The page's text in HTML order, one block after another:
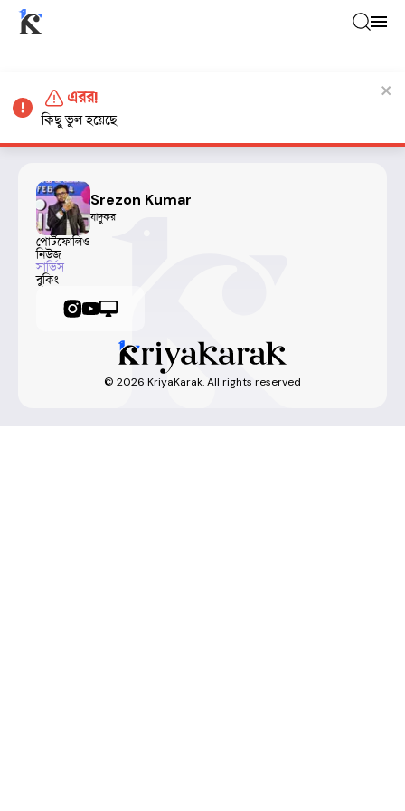
Srezon Kumar
যাদুকর
পোর্টফোলিও
নিউজ
সার্ভিস
বুকিং
© 2026 KriyaKarak. All rights reserved
এরর!
কিছু ভুল হয়েছে